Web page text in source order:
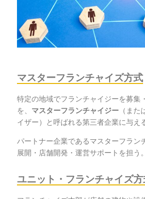
マスターフランチャイズ方式
特定の地域でフランチャイジーを募集
を、 マスターフランチャイジー （ま
イザー）と呼ばれる第三者企業に与え
パートナー企業であるマスターフラン
展開・店舗開発・運営サポートを担う。
ユニット・フランチャイズ